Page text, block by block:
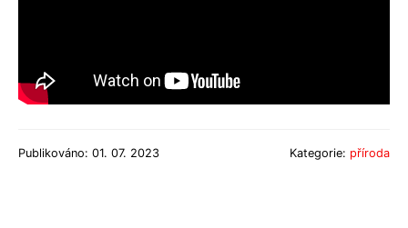
Publikováno: 01. 07. 2023 Kategorie: příroda